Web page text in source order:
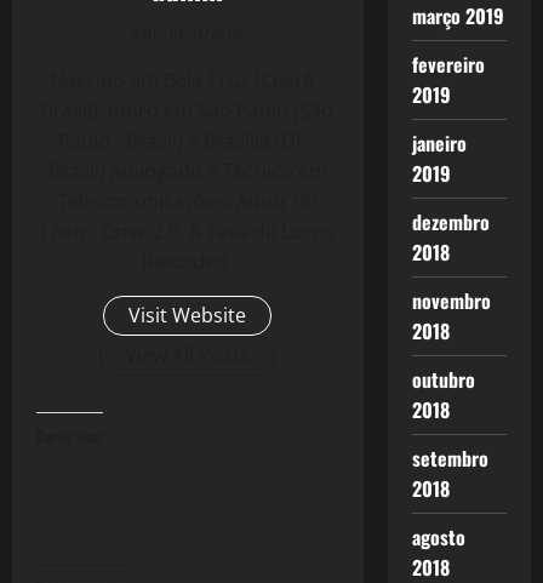
Visit Website
março 2019
fevereiro
2019
janeiro
2019
dezembro
2018
novembro
2018
outubro
2018
setembro
2018
agosto
2018